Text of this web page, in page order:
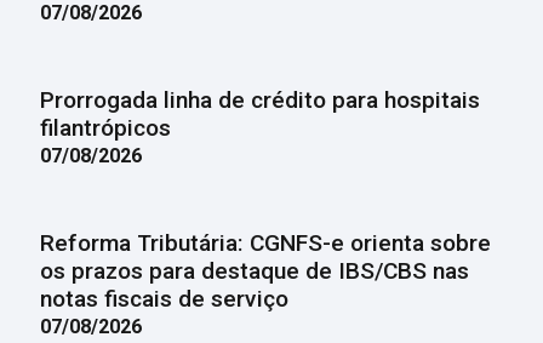
07/08/2026
Prorrogada linha de crédito para hospitais
filantrópicos
07/08/2026
Reforma Tributária: CGNFS-e orienta sobre
os prazos para destaque de IBS/CBS nas
notas fiscais de serviço
07/08/2026